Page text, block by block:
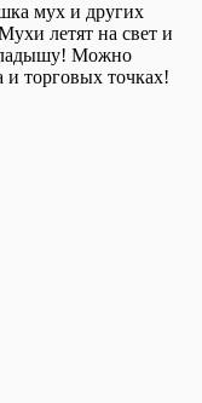
мух и других
летят на свет и
Можно
и торговых точках!